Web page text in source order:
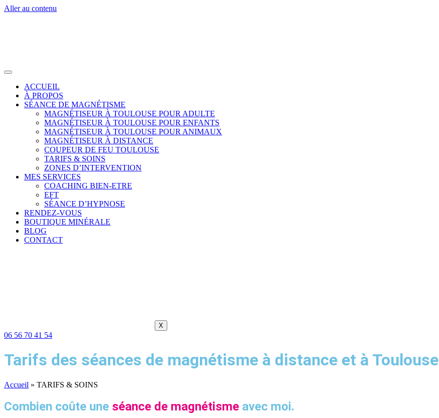
Aller au contenu
ACCUEIL
À PROPOS
SÉANCE DE MAGNÉTISME
MAGNÉTISEUR À TOULOUSE POUR ADULTE
MAGNÉTISEUR À TOULOUSE POUR ENFANTS
MAGNÉTISEUR À TOULOUSE POUR ANIMAUX
MAGNÉTISEUR À DISTANCE
COUPEUR DE FEU TOULOUSE
TARIFS & SOINS
ZONES D’INTERVENTION
MES SERVICES
COACHING BIEN-ETRE
EFT
SÉANCE D’HYPNOSE
RENDEZ-VOUS
BOUTIQUE MINÉRALE
BLOG
CONTACT
X
06 56 70 41 54
Tarifs des séances de magnétisme à distance et à Toulouse
Accueil » TARIFS & SOINS
Combien coûte une séance de magnétisme avec moi.